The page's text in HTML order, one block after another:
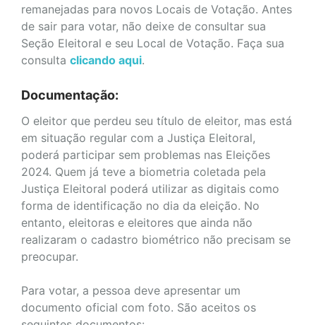
remanejadas para novos Locais de Votação. Antes
de sair para votar, não deixe de consultar sua
Seção Eleitoral e seu Local de Votação. Faça sua
consulta clicando aqui.
Documentação:
O eleitor que perdeu seu título de eleitor, mas está
em situação regular com a Justiça Eleitoral,
poderá participar sem problemas nas Eleições
2024. Quem já teve a biometria coletada pela
Justiça Eleitoral poderá utilizar as digitais como
forma de identificação no dia da eleição. No
entanto, eleitoras e eleitores que ainda não
realizaram o cadastro biométrico não precisam se
preocupar.
Para votar, a pessoa deve apresentar um
documento oficial com foto. São aceitos os